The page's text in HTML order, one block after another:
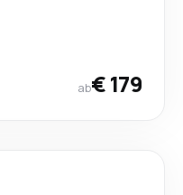
ab€ 179